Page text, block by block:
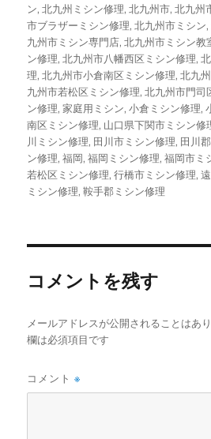
ン,北九州ミシン修理,北九州市,北九州
市ブラザーミシン修理,北九州市ミシン,
九州市ミシン専門店,北九州市ミシン教
ン修理,北九州市八幡西区ミシン修理,
理,北九州市小倉南区ミシン修理,北九
九州市若松区ミシン修理,北九州市門司
ン修理,家庭用ミシン,小倉ミシン修理,
南区ミシン修理, 山口県下関市ミシン修
川ミシン修理, 田川市ミシン修理, 田川
ン修理,福岡,福岡ミシン修理,福岡市ミ
若松区ミシン修理,行橋市ミシン修理,
ミシン修理,鞍手郡ミシン修理
コメントを残す
メールアドレスが公開されることはあり
欄は必須項目です
コメント※